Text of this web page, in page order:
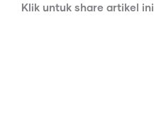
Klik untuk share artikel ini